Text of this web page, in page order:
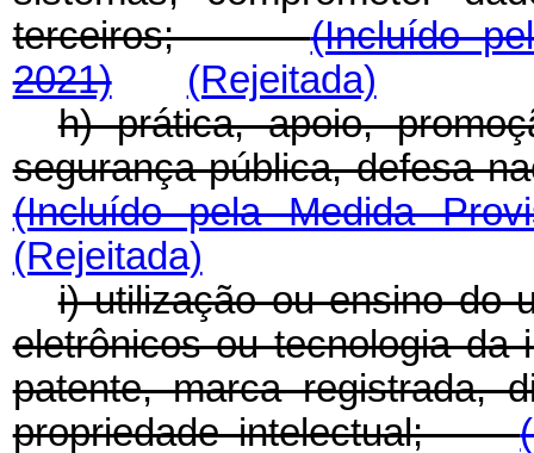
terceiros;(Incluído
2021)
(Rejeitada)
h) prática, apoio,
segurança pública, defesa
(Incluído pela Medida
(Rejeitada)
i) utilização ou ensino do
eletrônicos ou tecnologia da
patente, marca registrada,
propriedade intelectual;